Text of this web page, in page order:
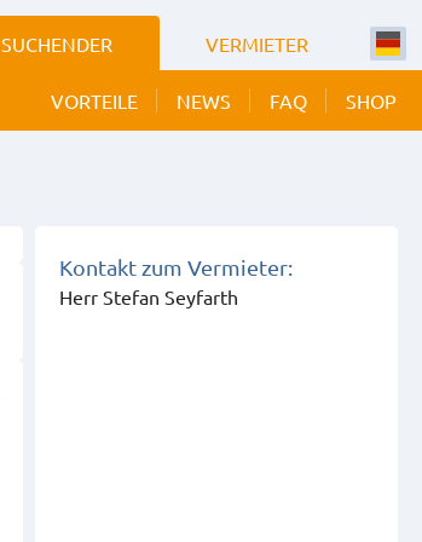
SUCHENDER VERMIETER
VORTEILE NEWS FAQ SHOP
Kontakt zum Vermieter:
Herr Stefan Seyfarth